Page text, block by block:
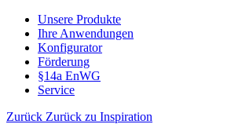
Unsere Produkte
Ihre Anwendungen
Konfigurator
Förderung
§14a EnWG
Service
Zurück Zurück zu Inspiration